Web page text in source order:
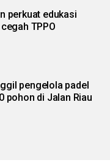
perkuat edukasi
TPPO
pengelola padel
pohon di Jalan Riau